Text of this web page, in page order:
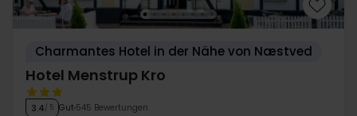
Charmantes Hotel in der Nähe von Næstved
Hotel Menstrup Kro
3.4/ 5 Gut 545 Bewertungen